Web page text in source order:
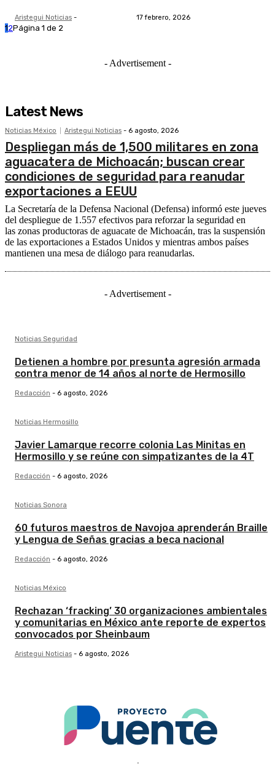
Aristegui Noticias - 17 febrero, 2026
12Página 1 de 2
- Advertisement -
Latest News
Noticias México Aristegui Noticias - 6 agosto, 2026
Despliegan más de 1,500 militares en zona
aguacatera de Michoacán; buscan crear
condiciones de seguridad para reanudar
exportaciones a EEUU
La Secretaría de la Defensa Nacional (Defensa) informó este jueves
del despliegue de 1.557 efectivos para reforzar la seguridad en
las zonas productoras de aguacate de Michoacán, tras la suspensión
de las exportaciones a Estados Unidos y mientras ambos países
mantienen una mesa de diálogo para reanudarlas.
- Advertisement -
Noticias Seguridad
Detienen a hombre por presunta agresión armada
contra menor de 14 años al norte de Hermosillo
Redacción - 6 agosto, 2026
Noticias Hermosillo
Javier Lamarque recorre colonia Las Minitas en
Hermosillo y se reúne con simpatizantes de la 4T
Redacción - 6 agosto, 2026
Noticias Sonora
60 futuros maestros de Navojoa aprenderán Braille
y Lengua de Señas gracias a beca nacional
Redacción - 6 agosto, 2026
Noticias México
Rechazan ‘fracking’ 30 organizaciones ambientales
y comunitarias en México ante reporte de expertos
convocados por Sheinbaum
Aristegui Noticias - 6 agosto, 2026
.